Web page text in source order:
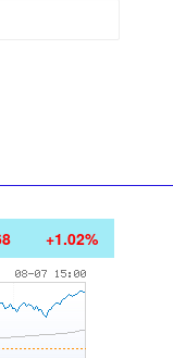
+1.02%